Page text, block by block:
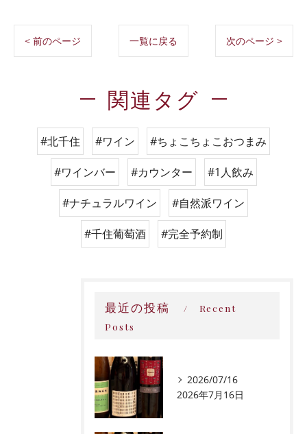
< 前のページ 一覧に戻る 次のページ >
関連タグ
#北千住 #ワイン #ちょこちょこおつまみ
#ワインバー #カウンター #1人飲み
#ナチュラルワイン #自然派ワイン
#千住葡萄酒 #完全予約制
最近の投稿
Recent
Posts
2026/07/16
2026年7月16日